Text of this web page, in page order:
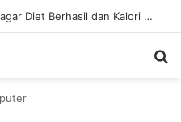
Strategi Makan di Restoran agar Diet Berhasil dan Kalori Tetap Terkontrol